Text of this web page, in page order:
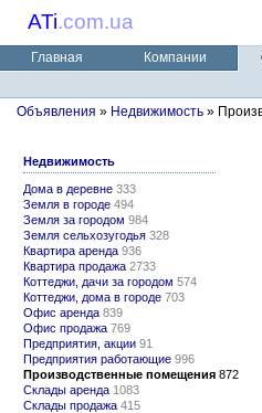
ATi.com.ua
Главная Компании
Объявления » Недвижимость »
Недвижимость
Дома в деревне 333
Земля в городе 494
Земля за городом 984
Земля сельхозугодья 328
Квартира аренда 936
Квартира продажа 2733
Коттеджи, дачи за городом 574
Коттеджи, дома в городе 703
Офис аренда 839
Офис продажа 769
Предприятия, акции 91
Предприятия работающие 996
Производственные помещения 872
Склады аренда 1083
Склады продажа 415